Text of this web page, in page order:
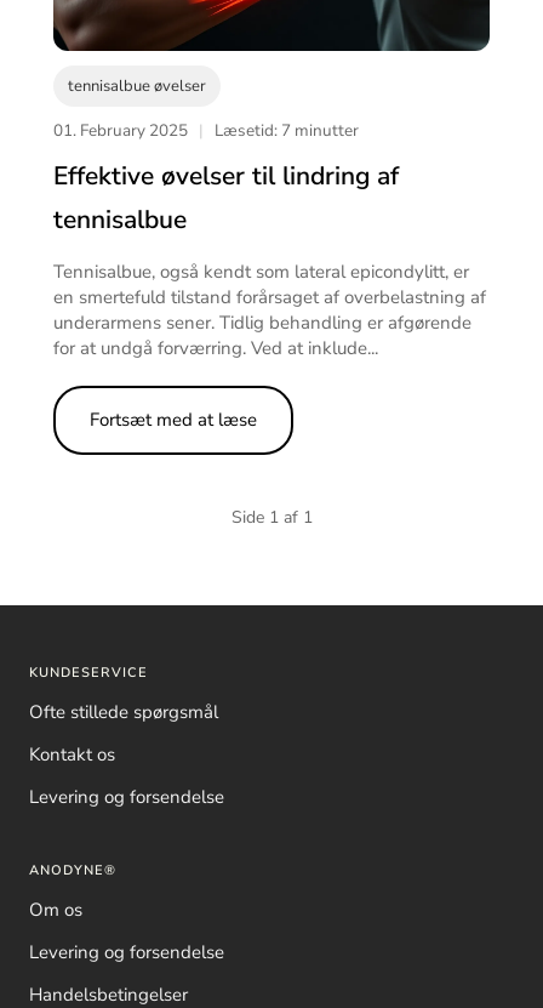
tennisalbue øvelser
01. February 2025 | Læsetid: 7 minutter
Effektive øvelser til lindring af
tennisalbue
Tennisalbue, også kendt som lateral epicondylitt, er
en smertefuld tilstand forårsaget af overbelastning af
underarmens sener. Tidlig behandling er afgørende
for at undgå forværring. Ved at inklude...
Fortsæt med at læse
Side 1 af 1
KUNDESERVICE
Ofte stillede spørgsmål
Kontakt os
Levering og forsendelse
ANODYNE®
Om os
Levering og forsendelse
Handelsbetingelser